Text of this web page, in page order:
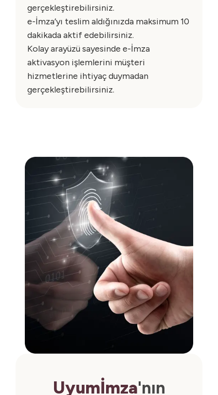
gerçekleştirebilirsiniz.
e-İmza’yı teslim aldığınızda maksimum 10
dakikada aktif edebilirsiniz.
Kolay arayüzü sayesinde e-İmza
aktivasyon işlemlerini müşteri
hizmetlerine ihtiyaç duymadan
gerçekleştirebilirsiniz.
Uyumİmza'nın